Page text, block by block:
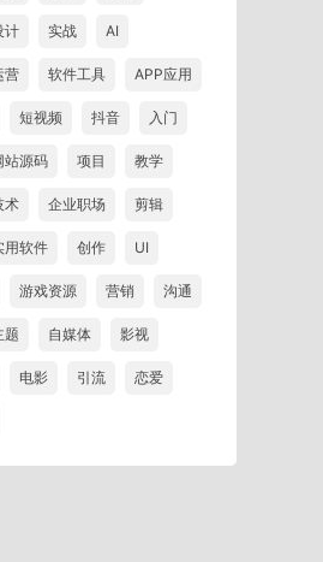
计 实战 AI
营 软件工具 APP应用
短视频 抖音 入门
站源码 项目 教学
术 企业职场 剪辑
用软件 创作 UI
游戏资源 营销 沟通
题 自媒体 影视
电影 引流 恋爱